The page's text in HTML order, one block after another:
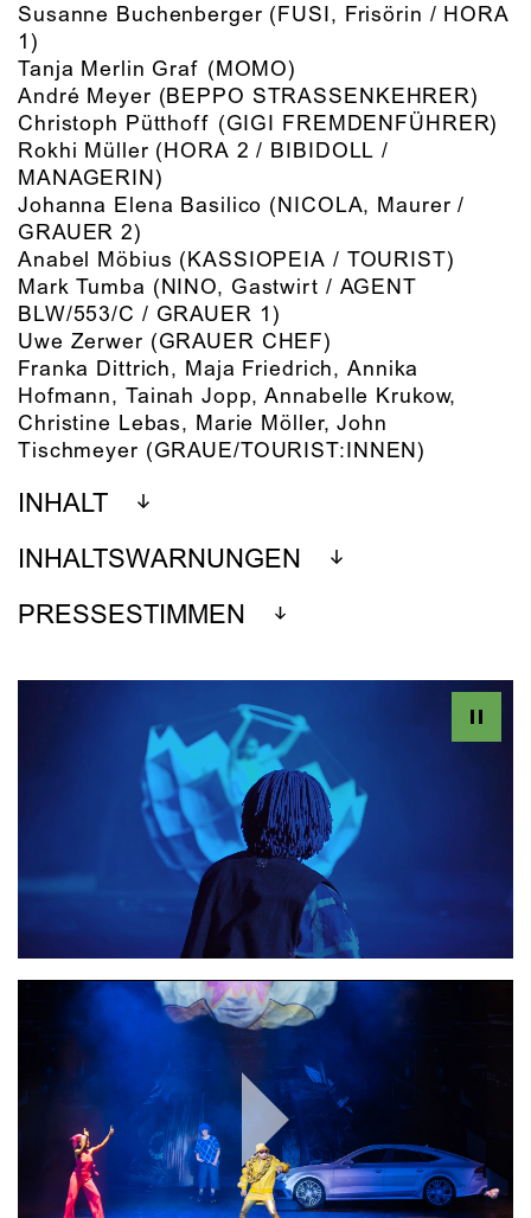
Susanne Buchenberger (FUSI, Frisörin / HORA
1)
Tanja Merlin Graf (MOMO)
André Meyer (BEPPO STRASSENKEHRER)
Christoph Pütthoff (GIGI FREMDENFÜHRER)
Rokhi Müller (HORA 2 / BIBIDOLL /
MANAGERIN)
Johanna Elena Basilico (NICOLA, Maurer /
GRAUER 2)
Anabel Möbius (KASSIOPEIA / TOURIST)
Mark Tumba (NINO, Gastwirt / AGENT
BLW/553/C / GRAUER 1)
Uwe Zerwer (GRAUER CHEF)
Franka Dittrich, Maja Friedrich, Annika
Hofmann, Tainah Jopp, Annabelle Krukow,
Christine Lebas, Marie Möller, John
Tischmeyer (GRAUE/TOURIST:INNEN)
INHALT
INHALTSWARNUNGEN
PRESSESTIMMEN
Play
Video